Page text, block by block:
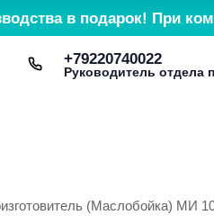
в подарок! При
+79220740022
Руководитель отдела
(Маслобойка) МИ